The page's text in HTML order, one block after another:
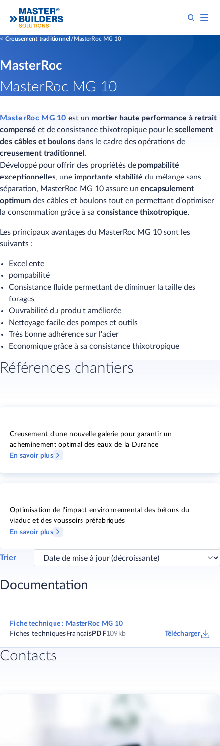
Creusement traditionnel MasterRoc MG 10
MasterRoc
MasterRoc MG 10
MasterRoc MG 10est un mortier haute performance à retrait
compensé et de consistance thixotropique pour le scellement
des câbles et boulons dans le cadre des opérations de
creusement traditionnel .
Développé pour offrir des propriétés de pompabilité
exceptionnelles, une importante stabilité du mélange sans
séparation, MasterRoc MG 10 assure un encapsulement
optimum des câbles et boulons tout en permettant d'optimiser
la consommation grâce à sa consistance thixotropique.
Les principaux avantages du MasterRoc MG 10 sont les
suivants :
Excellente
pompabilité
Consistance fluide permettant de diminuer la taille des
forages
Ouvrabilité du produit améliorée
Nettoyage facile des pompes et outils
Très bonne adhérence sur l'acier
Economique grâce à sa consistance thixotropique
Références chantiers
Creusement d’une nouvelle galerie pour garantir un
acheminement optimal des eaux de la Durance
En savoir plus
Optimisation de l’impact environnemental des bétons du
viaduc et des voussoirs préfabriqués
En savoir plus
Trier
Documentation
Fiche technique : MasterRoc MG 10
Fiches techniques Français PDF109kb Télécharger
Contacts